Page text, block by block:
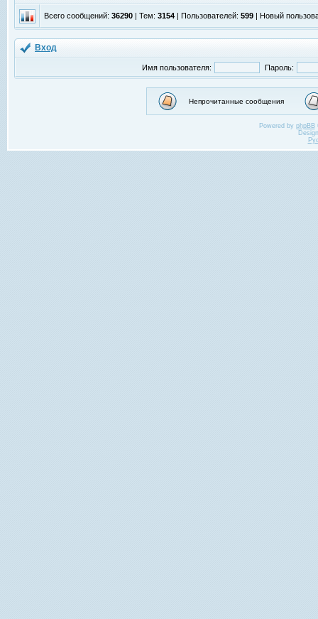
Всего сообщений: 36290 | Тем: 3154 | Пользователей: 599 | Новый
Вход
Имя пользователя: Пароль:
Непрочитанные сообщения
Powered by phpBB